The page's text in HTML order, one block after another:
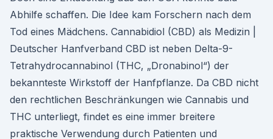
Abhilfe schaffen. Die Idee kam Forschern nach dem
Tod eines Mädchens. Cannabidiol (CBD) als Medizin |
Deutscher Hanfverband CBD ist neben Delta-9-
Tetrahydrocannabinol (THC, „Dronabinol“) der
bekannteste Wirkstoff der Hanfpflanze. Da CBD nicht
den rechtlichen Beschränkungen wie Cannabis und
THC unterliegt, findet es eine immer breitere
praktische Verwendung durch Patienten und